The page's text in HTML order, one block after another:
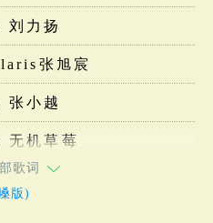
刘力扬
张旭宸
张小越
无机草莓
歌词
版)